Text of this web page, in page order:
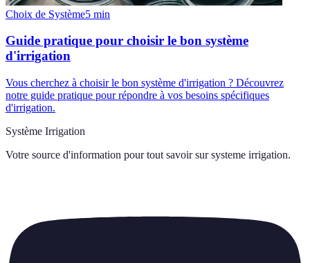
Choix de Système5 min
Guide pratique pour choisir le bon système
d'irrigation
Vous cherchez à choisir le bon système d'irrigation ? Découvrez
notre guide pratique pour répondre à vos besoins spécifiques
d'irrigation.
Système Irrigation
Votre source d'information pour tout savoir sur systeme irrigation.